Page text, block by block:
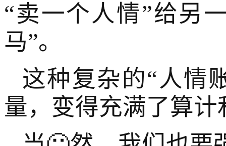
“卖一个人情”给另
马”。
这种复杂的“人情
量，变得充满了算计